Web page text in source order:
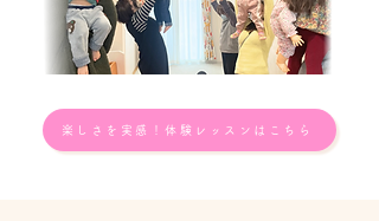
楽しさを実感！体験レッスンはこちら